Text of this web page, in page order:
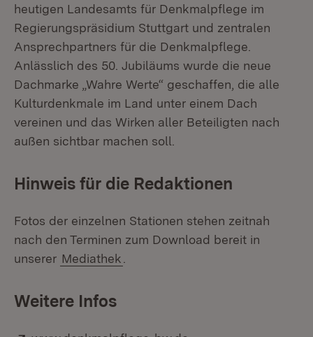
heutigen Landesamts für Denkmalpflege im
Regierungspräsidium Stuttgart und zentralen
Ansprechpartners für die Denkmalpflege.
Anlässlich des 50. Jubiläums wurde die neue
Dachmarke „Wahre Werte“ geschaffen, die alle
Kulturdenkmale im Land unter einem Dach
vereinen und das Wirken aller Beteiligten nach
außen sichtbar machen soll.
Hinweis für die Redaktionen
Fotos der einzelnen Stationen stehen zeitnah
nach den Terminen zum Download bereit in
unserer Mediathek
Weitere Infos